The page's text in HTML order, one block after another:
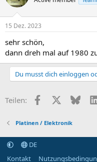
15 Dez. 2023
sehr schön,
dann dreh mal auf 1980
Du musst dich einloggen
Teilen: FacebookX (Twitter)
Platinen / Elektronik
DE
Kontakt